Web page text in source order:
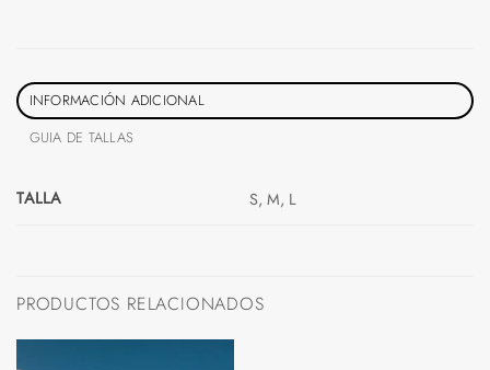
INFORMACIÓN ADICIONAL
GUIA DE TALLAS
TALLA S, M, L
PRODUCTOS RELACIONADOS